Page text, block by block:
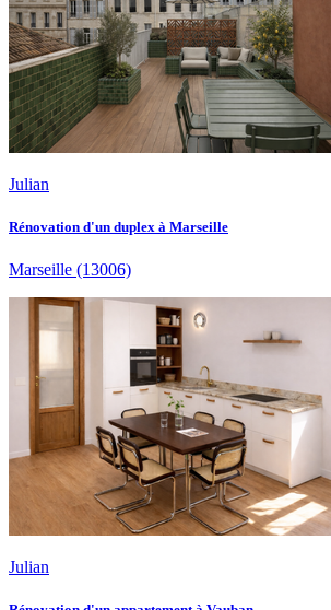
Julian
Rénovation d'un duplex à Marseille
Marseille (13006)
Julian